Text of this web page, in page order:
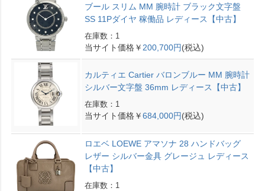
ブール スリム MM 腕時計 ブラック文字盤
SS 11Pダイヤ 稼働品 レディース【中古】
在庫数：1
当サイト価格￥ 200,700円(税込)
カルティエ Cartier バロンブルー MM 腕時計
シルバー文字盤 36mm レディース【中古】
在庫数：1
当サイト価格￥684,000円(税込)
ロエベ LOEWE アマソナ 28 ハンドバッグ
レザー シルバー金具 グレージュ レディース
【中古】
在庫数：1